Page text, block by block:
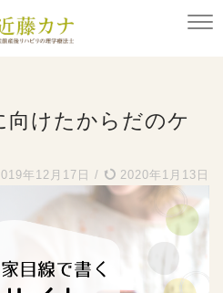
けたからだのケ
年12月17日 / 2020年1月13日